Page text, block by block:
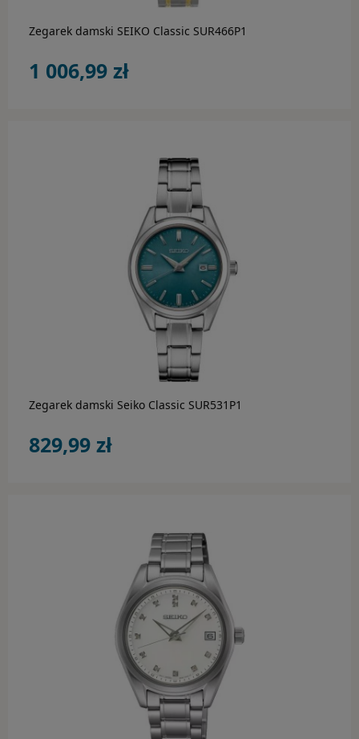
Zegarek damski SEIKO Classic SUR466P1
1 006,99 zł
Zegarek damski Seiko Classic SUR531P1
829,99 zł
do koszyka
do koszyka